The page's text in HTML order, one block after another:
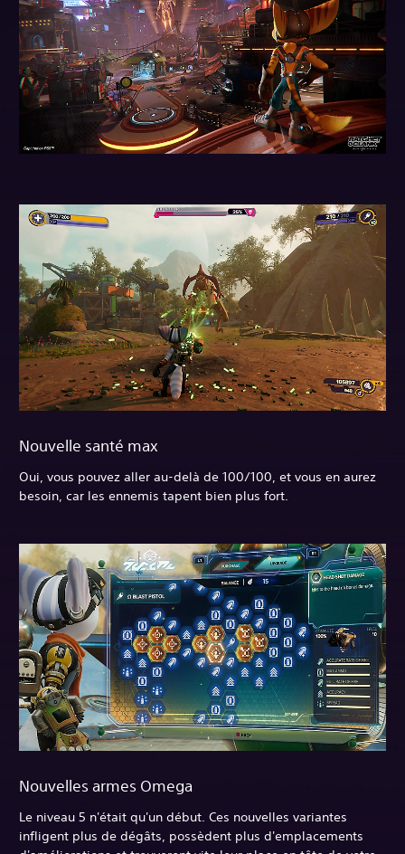
Nouvelle santé max
Oui, vous pouvez aller au-delà de 100/100, et vous en aurez
besoin, car les ennemis tapent bien plus fort.
Nouvelles armes Omega
Le niveau 5 n'était qu'un début. Ces nouvelles variantes
infligent plus de dégâts, possèdent plus d'emplacements